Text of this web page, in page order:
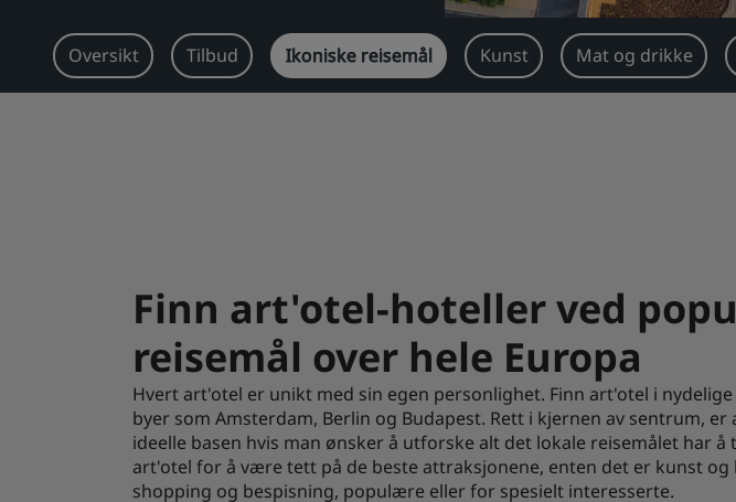
Oversikt Tilbud Ikoniske reisemål Kunst Mat og drikke
Finn art'otel-hoteller ved
reisemål over hele Europa
Hvert art'otel er unikt med sin egen personlighet. Finn art'otel i
byer som Amsterdam, Berlin og Budapest. Rett i kjernen av sentrum, er
ideelle basen hvis man ønsker å utforske alt det lokale reisemålet har å
art'otel for å være tett på de beste attraksjonene, enten det er kunst
shopping og bespisning, populære eller for spesielt interesserte.